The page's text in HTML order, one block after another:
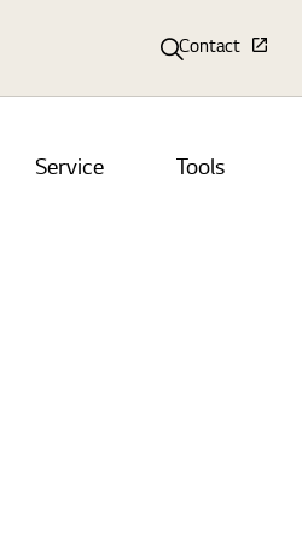
Service Tools
Contact